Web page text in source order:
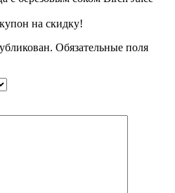
на скидку!
Обязательные поля